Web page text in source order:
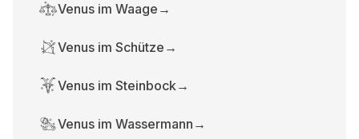
Venus im Waage →
Venus im Schütze →
Venus im Steinbock→
Venus im Wassermann →